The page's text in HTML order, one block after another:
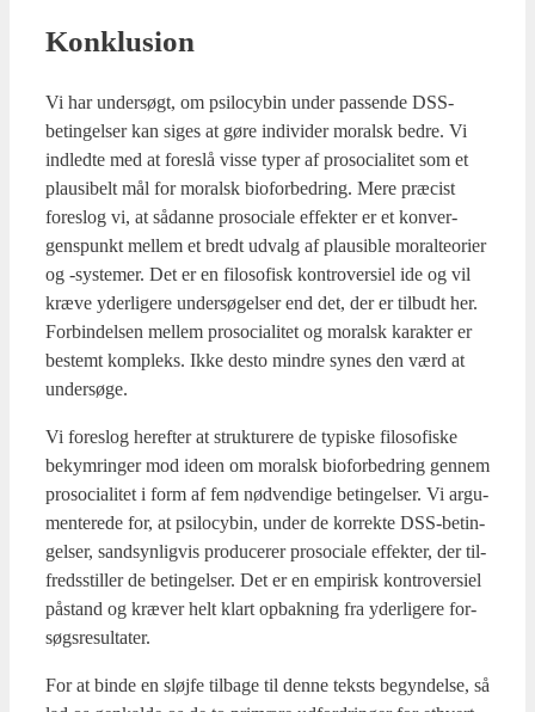
Kon­klu­sion
Vi har under­søgt, om psi­lo­cy­bin under pas­sen­de DSS-
betin­gel­ser kan siges at gøre indi­vi­der moralsk bed­re. Vi
ind­led­te med at fore­slå vis­se typer af pro­so­ci­a­li­tet som et
plau­si­belt mål for moralsk bio­for­bed­ring. Mere præ­cist
fore­slog vi, at sådan­ne pro­so­ci­a­le effek­ter er et kon­ver­
gens­punkt mel­lem et bredt udvalg af plau­sib­le moral­te­o­ri­er
og ‑syste­mer. Det er en filo­so­fisk kon­tro­ver­si­el ide og vil
kræ­ve yder­li­ge­re under­sø­gel­ser end det, der er til­budt her.
For­bin­del­sen mel­lem pro­so­ci­a­li­tet og moralsk karak­ter er
bestemt kom­pleks. Ikke desto min­dre synes den værd at
under­sø­ge.
Vi fore­slog her­ef­ter at struk­tu­re­re de typi­ske filo­so­fi­ske
bekym­rin­ger mod ide­en om moralsk bio­for­bed­ring gen­nem
pro­so­ci­a­li­tet i form af fem nød­ven­di­ge betin­gel­ser. Vi argu­
men­te­re­de for, at psi­lo­cy­bin, under de kor­rek­te DSS-betin­
gel­ser, sand­syn­lig­vis pro­du­ce­rer pro­so­ci­a­le effek­ter, der til­
freds­stil­ler de betin­gel­ser. Det er en empi­risk kon­tro­ver­si­el
påstand og kræ­ver helt klart opbak­ning fra yder­li­ge­re for­
søgs­re­sul­ta­ter.
For at bin­de en sløj­fe til­ba­ge til den­ne teksts begyn­del­se, så